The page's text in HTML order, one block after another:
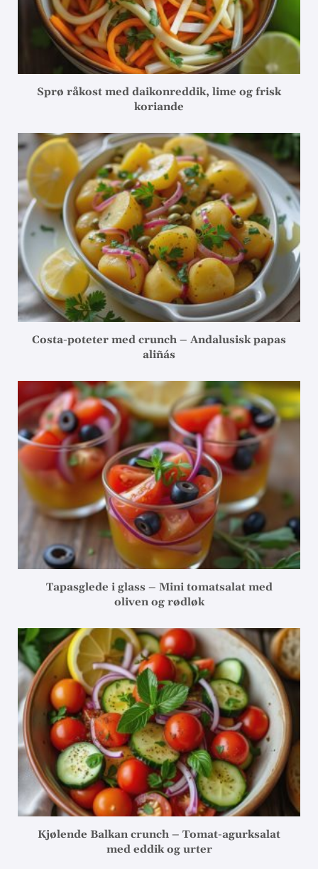
Sprø råkost med daikonreddik, lime og frisk
koriande
Costa-poteter med crunch – Andalusisk papas
aliñás
Tapasglede i glass – Mini tomatsalat med
oliven og rødløk
Kjølende Balkan crunch – Tomat-agurksalat
med eddik og urter